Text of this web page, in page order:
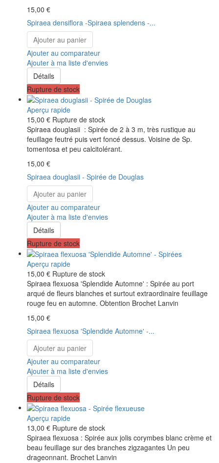
15,00 €
Spiraea densiflora -Spiraea splendens -...
Ajouter au panier
Ajouter au comparateur
Ajouter à ma liste d'envies
Détails
Rupture de stock
Aperçu rapide
15,00 € Rupture de stock
Spiraea douglasii : Spirée de 2 à 3 m, très rustique au
feuillage feutré puis vert foncé dessus. Voisine de Sp.
tomentosa et peu calcitolérant.
15,00 €
Spiraea douglasii - Spirée de Douglas
Ajouter au panier
Ajouter au comparateur
Ajouter à ma liste d'envies
Détails
Rupture de stock
Aperçu rapide
15,00 € Rupture de stock
Spiraea flexuosa 'Splendide Automne' : Spirée au port
arqué de fleurs blanches et surtout extraordinaire feuillage
rouge feu en automne. Obtention Brochet Lanvin
15,00 €
Spiraea flexuosa 'Splendide Automne' -...
Ajouter au panier
Ajouter au comparateur
Ajouter à ma liste d'envies
Détails
Rupture de stock
Aperçu rapide
13,00 € Rupture de stock
Spiraea flexuosa : Spirée aux jolis corymbes blanc crème et
beau feuillage sur des branches zigzagantes Un peu
drageonnant. Brochet Lanvin